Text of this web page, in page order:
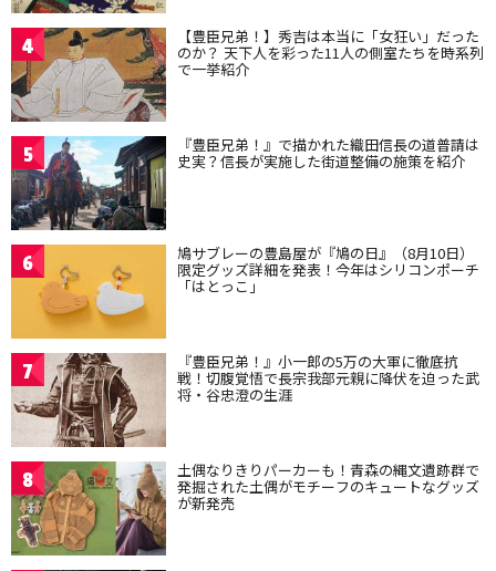
4 【豊臣兄弟！】秀吉は本当に「女狂い」だった
のか？ 天下人を彩った11人の側室たちを時系列
で一挙紹介
5 『豊臣兄弟！』で描かれた織田信長の道普請は
史実？信長が実施した街道整備の施策を紹介
6 鳩サブレーの豊島屋が『鳩の日』（8月10日）
限定グッズ詳細を発表！今年はシリコンポーチ
「はとっこ」
7 『豊臣兄弟！』小一郎の5万の大軍に徹底抗
戦！切腹覚悟で長宗我部元親に降伏を迫った武
将・谷忠澄の生涯
8 土偶なりきりパーカーも！青森の縄文遺跡群で
発掘された土偶がモチーフのキュートなグッズ
が新発売